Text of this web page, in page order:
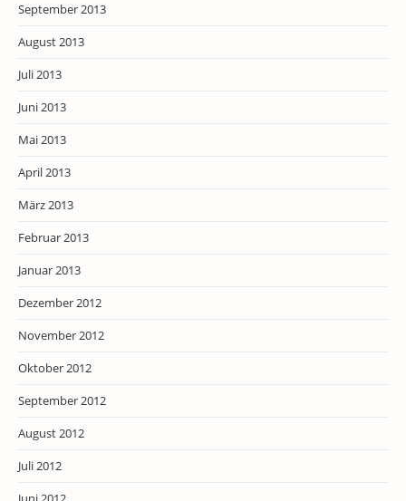
September 2013
August 2013
Juli 2013
Juni 2013
Mai 2013
April 2013
März 2013
Februar 2013
Januar 2013
Dezember 2012
November 2012
Oktober 2012
September 2012
August 2012
Juli 2012